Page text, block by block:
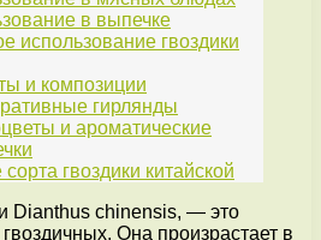
в выпечке
использование гвоздики
и композиции
гирлянды
и ароматические
гвоздики китайской
Dianthus chinensis, — это
Она произрастает в